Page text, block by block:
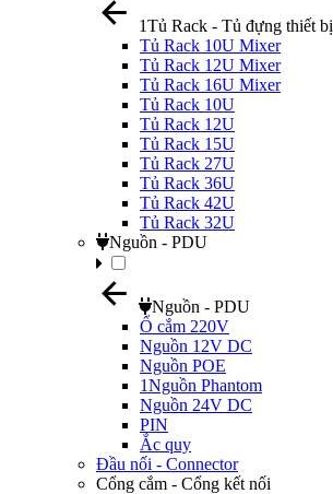
1Tủ Rack - Tủ đựng thiết bị
Tủ Rack 10U Mixer
Tủ Rack 12U Mixer
Tủ Rack 16U Mixer
Tủ Rack 10U
Tủ Rack 12U
Tủ Rack 15U
Tủ Rack 27U
Tủ Rack 36U
Tủ Rack 42U
Tủ Rack 32U
Nguồn - PDU
Nguồn - PDU
Ổ cắm 220V
Nguồn 12V DC
Nguồn POE
1Nguồn Phantom
Nguồn 24V DC
PIN
Ắc quy
Đầu nối - Connector
Cổng cắm - Cổng kết nối